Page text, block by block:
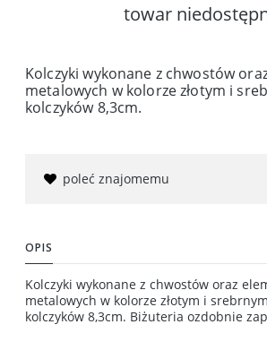
towar
Kolczyki wykonane z chwostów
metalowych w kolorze złotym i
kolczyków 8,3cm.
poleć znajomemu
OPIS
Kolczyki wykonane z chwostów oraz
metalowych w kolorze złotym i
kolczyków 8,3cm. Biżuteria ozdobnie